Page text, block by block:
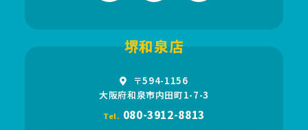
堺和泉店
〒594-1156
大阪府和泉市内田町1-7-3
Tel. 080-3912-8813